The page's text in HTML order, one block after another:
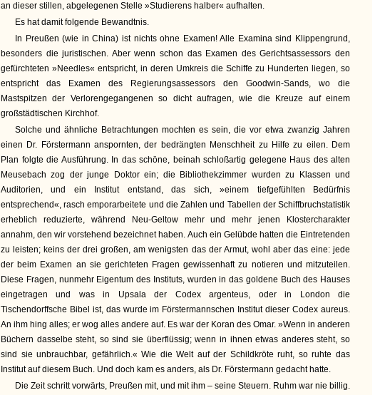
an dieser stillen, abgelegenen Stelle »Studierens halber« aufhalten.
Es hat damit folgende Bewandtnis.
In Preußen (wie in China) ist nichts ohne Examen! Alle Examina sind Klippengrund,
besonders die juristischen. Aber wenn schon das Examen des Gerichtsassessors den
gefürchteten »Needles« entspricht, in deren Umkreis die Schiffe zu Hunderten liegen, so
entspricht das Examen des Regierungsassessors den Goodwin-Sands, wo die
Mastspitzen der Verlorengegangenen so dicht aufragen, wie die Kreuze auf einem
großstädtischen Kirchhof.
Solche und ähnliche Betrachtungen mochten es sein, die vor etwa zwanzig Jahren
einen Dr. Förstermann anspornten, der bedrängten Menschheit zu Hilfe zu eilen. Dem
Plan folgte die Ausführung. In das schöne, beinah schloßartig gelegene Haus des alten
Meusebach zog der junge Doktor ein; die Bibliothekzimmer wurden zu Klassen und
Auditorien, und ein Institut entstand, das sich, »einem tiefgefühlten Bedürfnis
entsprechend«, rasch emporarbeitete und die Zahlen und Tabellen der Schiffbruchstatistik
erheblich reduzierte, während Neu-Geltow mehr und mehr jenen Klostercharakter
annahm, den wir vorstehend bezeichnet haben. Auch ein Gelübde hatten die Eintretenden
zu leisten; keins der drei großen, am wenigsten das der Armut, wohl aber das eine: jede
der beim Examen an sie gerichteten Fragen gewissenhaft zu notieren und mitzuteilen.
Diese Fragen, nunmehr Eigentum des Instituts, wurden in das goldene Buch des Hauses
eingetragen und was in Upsala der Codex argenteus, oder in London die
Tischendorffsche Bibel ist, das wurde im Förstermannschen Institut dieser Codex aureus.
An ihm hing alles; er wog alles andere auf. Es war der Koran des Omar. »Wenn in anderen
Büchern dasselbe steht, so sind sie überflüssig; wenn in ihnen etwas anderes steht, so
sind sie unbrauchbar, gefährlich.« Wie die Welt auf der Schildkröte ruht, so ruhte das
Institut auf diesem Buch. Und doch kam es anders, als Dr. Förstermann gedacht hatte.
Die Zeit schritt vorwärts, Preußen mit, und mit ihm – seine Steuern. Ruhm war nie billig.